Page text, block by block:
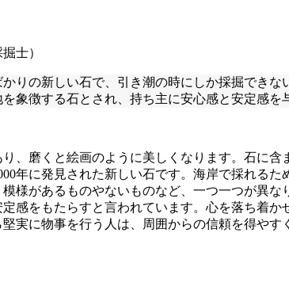
士）
りの新しい石で、引き潮の時にしか採掘でき
象徴する石とされ、持ち主に安心感と安定感を
、磨くと絵画のように美しくなります。石に
年に発見された新しい石です。海岸で採れる
様があるものやないものなど、一つ一つが異
感をもたらすと言われています。心を落ち着
実に物事を行う人は、周囲からの信頼を得や